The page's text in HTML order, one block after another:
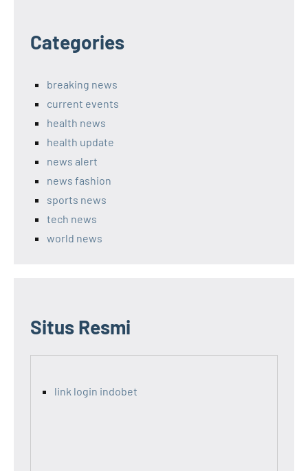
Categories
breaking news
current events
health news
health update
news alert
news fashion
sports news
tech news
world news
Situs Resmi
link login indobet